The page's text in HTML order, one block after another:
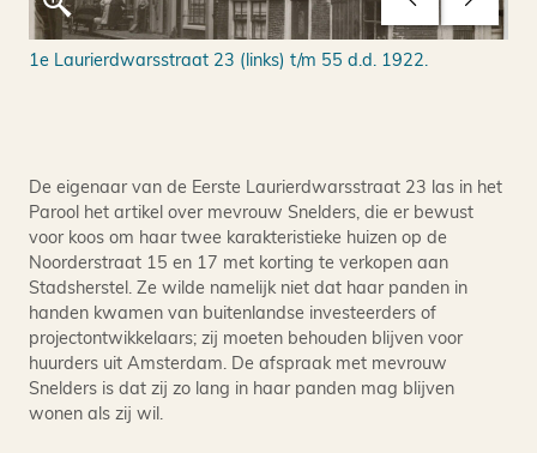
1e Laurierdwarsstraat 23 (links) t/m 55 d.d. 1922.
De eigenaar van de Eerste Laurierdwarsstraat 23 las in het
Parool het artikel over mevrouw Snelders, die er bewust
voor koos om haar twee karakteristieke huizen op de
Noorderstraat 15 en 17 met korting te verkopen aan
Stadsherstel. Ze wilde namelijk niet dat haar panden in
handen kwamen van buitenlandse investeerders of
projectontwikkelaars; zij moeten behouden blijven voor
huurders uit Amsterdam. De afspraak met mevrouw
Snelders is dat zij zo lang in haar panden mag blijven
wonen als zij wil.